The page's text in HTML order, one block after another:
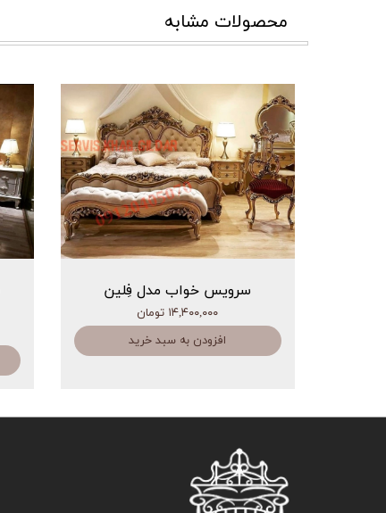
محصولات مشابه
سرویس خواب مدل فِلین
۱۴,۴۰۰,۰۰۰ تومان
افزودن به سبد خرید